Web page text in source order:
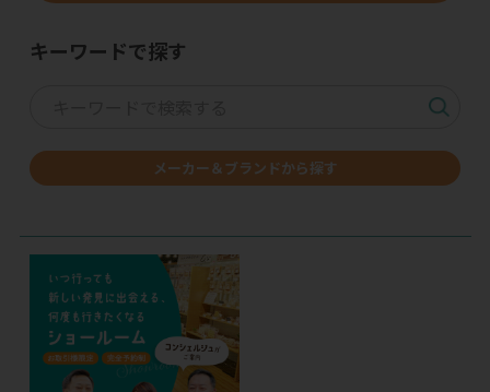
キーワードで探す
メーカー＆ブランドから探す